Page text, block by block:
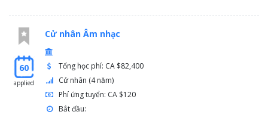
60
applied
Cử nhân Âm nhạc
Tổng học phí: CA $82,400
Cử nhân (4 năm)
Phí ứng tuyển: CA $120
Bắt đầu: